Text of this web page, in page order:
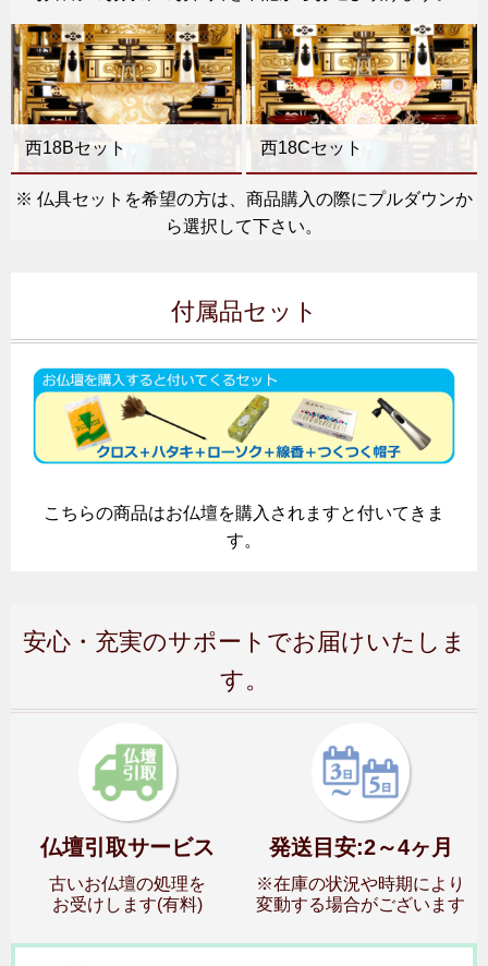
西18Bセット 西18Cセット
※ 仏具セットを希望の方は、商品購入の際にプルダウンか
ら選択して下さい。
付属品セット
こちらの商品はお仏壇を購入されますと付いてきま
す。
安心・充実のサポートでお届けいたしま
す。
仏壇引取サービス
古いお仏壇の処理を
お受けします(有料)
発送目安:2～4ヶ月
※在庫の状況や時期により
変動する場合がございます